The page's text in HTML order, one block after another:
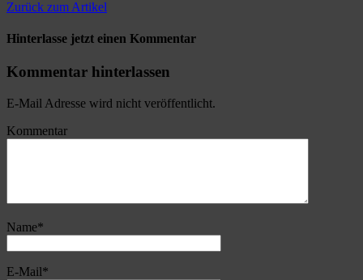
Zurück zum Artikel
Hinterlasse jetzt einen Kommentar
Kommentar hinterlassen
E-Mail Adresse wird nicht veröffentlicht.
Kommentar
Name*
E-Mail*